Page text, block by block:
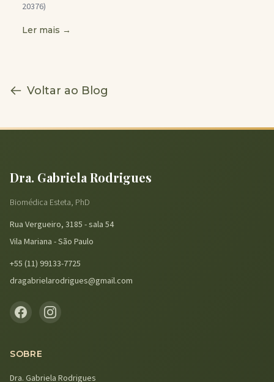
20376)
Ler mais →
Voltar ao Blog
Dra. Gabriela Rodrigues
Biomédica Esteta, PhD
Rua Vergueiro, 3185 - sala 54
Vila Mariana - São Paulo
+55 (11) 99133-7725
dragabrielarodrigues@gmail.com
SOBRE
Dra. Gabriela Rodrigues